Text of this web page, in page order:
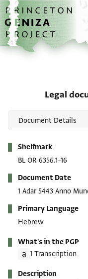
Skip to main content
home
Legal
Shelfmark
BL OR 6356.1–16
Document Date
1 Adar 5443 Anno
Primary Language
Hebrew
What's in the PGP
1 Transcription
Description